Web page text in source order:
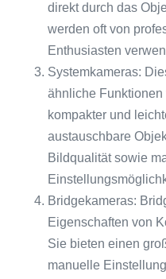
direkt durch das
werden oft von
Enthusiasten
Systemkameras:
ähnliche
kompakter und
austauschbare
Bildqualität sowie
Bridgekameras:
Eigenschaften von
Sie bieten einen
manuelle